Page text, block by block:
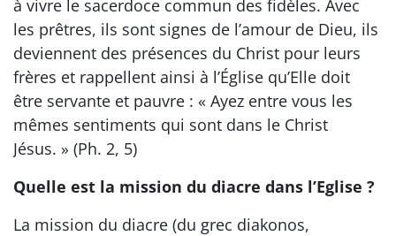
à vivre le sacerdoce commun des fidèles. Avec
les prêtres, ils sont signes de l’amour de Dieu, ils
deviennent des présences du Christ pour leurs
frères et rappellent ainsi à l’Église qu’Elle doit
être servante et pauvre : « Ayez entre vous les
mêmes sentiments qui sont dans le Christ
Jésus. » (Ph. 2, 5)
Quelle est la mission du diacre dans l’Eglise ?
La mission du diacre (du grec diakonos,